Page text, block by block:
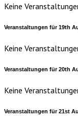
Keine
Veranstaltungen für19th
Keine
Veranstaltungen für20th
Keine
Veranstaltungen für21st